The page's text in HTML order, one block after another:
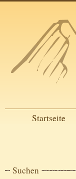
Startseite
Suchen